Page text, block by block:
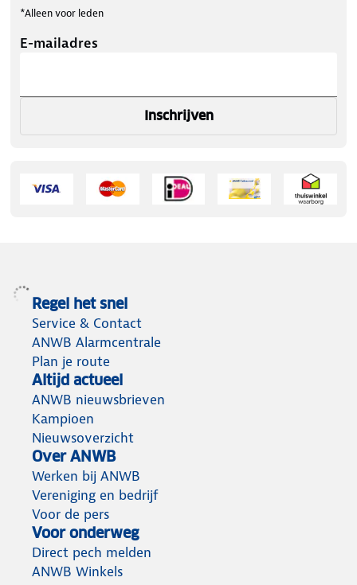
*Alleen voor leden
E-mailadres
Inschrijven
Regel het snel
Service & Contact
ANWB Alarmcentrale
Plan je route
Altijd actueel
ANWB nieuwsbrieven
Kampioen
Nieuwsoverzicht
Over ANWB
Werken bij ANWB
Vereniging en bedrijf
Voor de pers
Voor onderweg
Direct pech melden
ANWB Winkels